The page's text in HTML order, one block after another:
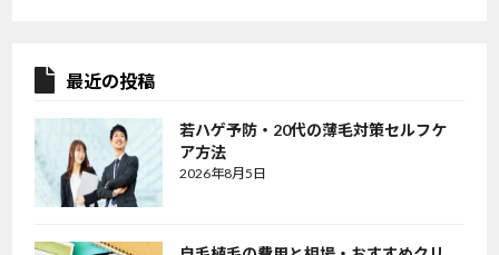
最近の投稿
若ハゲ予防・20代の薄毛対策セルフケ
ア方法
2026年8月5日